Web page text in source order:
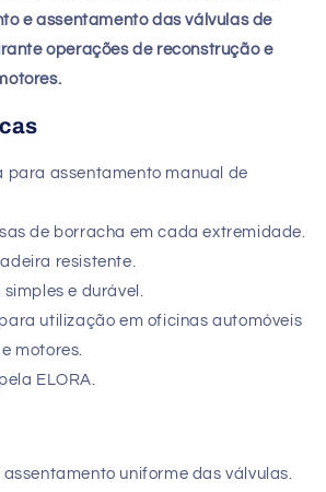
e assentamento das válvulas de
operações de reconstrução e
para assentamento manual de
de borracha em cada extremidade.
resistente.
e durável.
utilização em oficinas automóveis
motores.
ELORA.
assentamento uniforme das válvulas.